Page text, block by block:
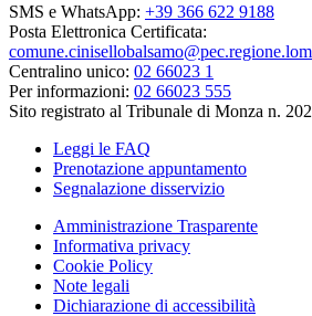
SMS e WhatsApp: +39 366 622 9188
Posta Elettronica Certificata:
Centralino unico: 02 66023 1
Per informazioni: 02 66023 555
Sito registrato al Tribunale di Monza n.
Leggi le FAQ
Prenotazione appuntamento
Segnalazione disservizio
Amministrazione Trasparente
Informativa privacy
Cookie Policy
Note legali
Dichiarazione di accessibilità